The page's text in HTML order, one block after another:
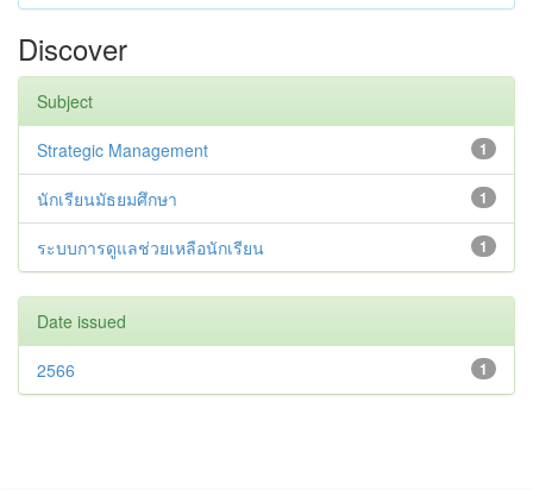
Discover
Subject
1
Strategic Management
1
นักเรียนมัธยมศึกษา
1
ระบบการดูแลช่วยเหลือนักเรียน
Date issued
1
2566